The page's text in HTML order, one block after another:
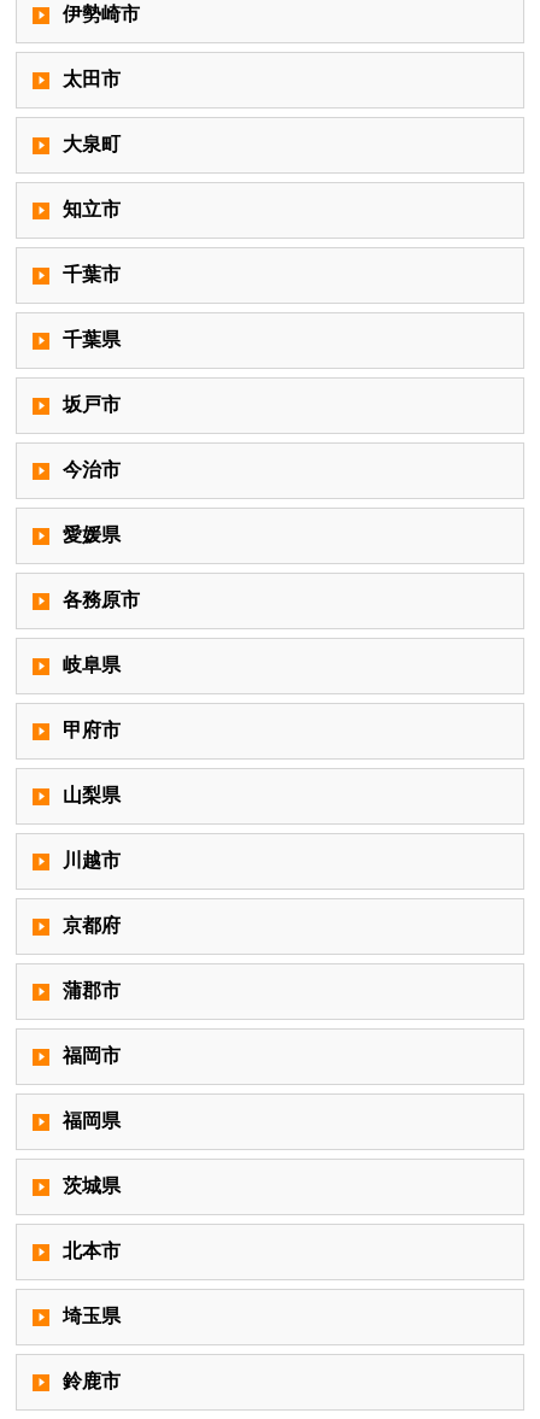
伊勢崎市
太田市
大泉町
知立市
千葉市
千葉県
坂戸市
今治市
愛媛県
各務原市
岐阜県
甲府市
山梨県
川越市
京都府
蒲郡市
福岡市
福岡県
茨城県
北本市
埼玉県
鈴鹿市